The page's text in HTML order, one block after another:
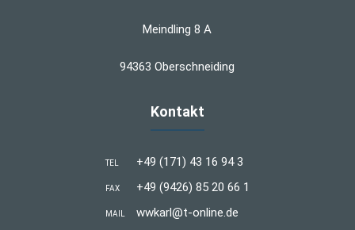
Meindling 8 A
94363 Oberschneiding
Kontakt
TEL +49 (171) 43 16 94 3
FAX +49 (9426) 85 20 66 1
MAIL wwkarl@t-online.de